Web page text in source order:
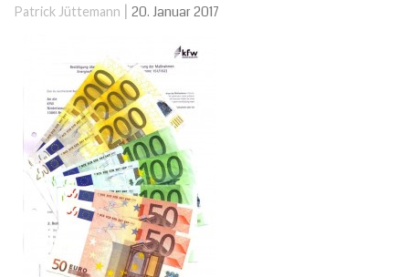
Patrick Jüttemann | 20. Januar 2017